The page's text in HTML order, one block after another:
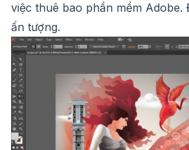
việc thuê bao phần mềm
ấn tượng.